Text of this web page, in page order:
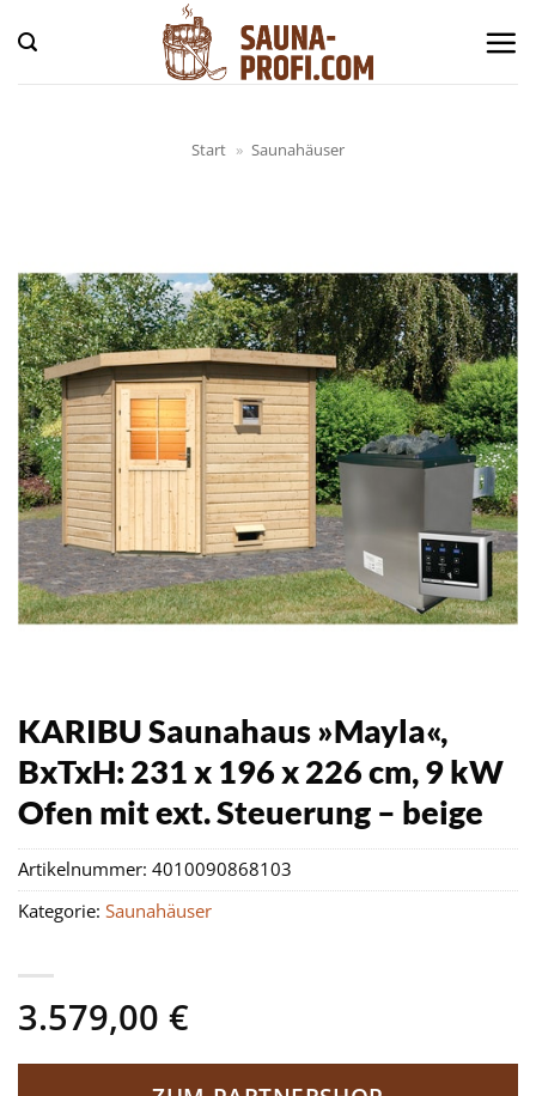
Inhalt
springen
Start » Saunahäuser
KARIBU Saunahaus »Mayla«,
BxTxH: 231 x 196 x 226 cm, 9 kW
Ofen mit ext. Steuerung – beige
3.579,00 €
Artikelnummer: 4010090868103
Kategorie: Saunahäuser